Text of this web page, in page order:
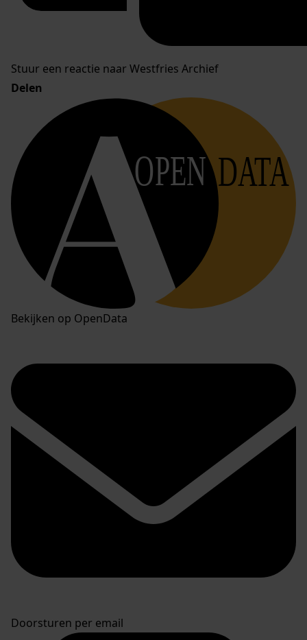
Stuur een reactie naar Westfries Archief
Delen
OPEN DATA
Bekijken op OpenData
Doorsturen per email